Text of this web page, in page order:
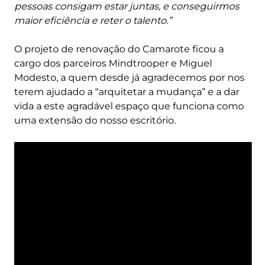
pessoas consigam estar juntas, e conseguirmos
maior eficiência e reter o talento.”
O projeto de renovação do Camarote ficou a
cargo dos parceiros Mindtrooper e Miguel
Modesto, a quem desde já agradecemos por nos
terem ajudado a “arquitetar a mudança” e a dar
vida a este agradável espaço que funciona como
uma extensão do nosso escritório.